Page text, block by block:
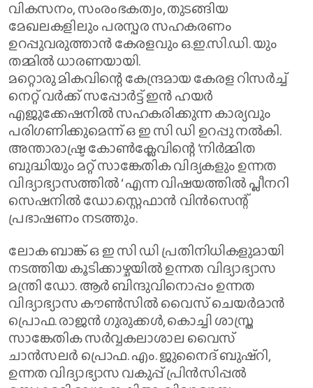
വികസനം, സംരംഭകത്വം, തുടങ്ങിയ
മേഖലകളിലും പരസ്പര സഹകരണം
ഉറപ്പുവരുത്താൻ കേരളവും ഒ.ഇ.സി.ഡി. യും
തമ്മിൽ ധാരണയായി.
മറ്റൊരു മികവിന്റെ കേന്ദ്രമായ കേരള റിസർച്ച്
നെറ്റ് വർക്ക് സപ്പോർട്ട് ഇൻ ഹയർ
എജുക്കേഷനിൽ സഹകരിക്കുന്ന കാര്യവും
പരിഗണിക്കുമെന്ന് ഒ ഇ സി ഡി ഉറപ്പു നൽകി.
അന്താരാഷ്ട്ര കോൺക്ലേവിന്റെ ‘നിർമ്മിത
ബുദ്ധിയും മറ്റ് സാങ്കേതിക വിദ്യകളും ഉന്നത
വിദ്യാഭ്യാസത്തിൽ ‘ എന്ന വിഷയത്തിൽ പ്ലീനറി
സെഷനിൽ ഡോ.സ്റ്റെഫാൻ വിൻസെന്റ്
പ്രഭാഷണം നടത്തും.
ലോക ബാങ്ക് ഒ ഇ സി ഡി പ്രതിനിധികളുമായി
നടത്തിയ കൂടിക്കാഴ്ചയിൽ ഉന്നത വിദ്യാഭ്യാസ
മന്ത്രി ഡോ. ആർ ബിന്ദുവിനൊപ്പം ഉന്നത
വിദ്യാഭ്യാസ കൗൺസിൽ വൈസ് ചെയർമാൻ
പ്രൊഫ. രാജൻ ഗുരുക്കൾ, കൊച്ചി ശാസ്ത്ര
സാങ്കേതിക സർവ്വകലാശാല വൈസ്
ചാൻസലർ പ്രൊഫ. എം. ജുനൈദ് ബുഷ്റി,
ഉന്നത വിദ്യാഭ്യാസ വകുപ്പ് പ്രിൻസിപ്പൽ